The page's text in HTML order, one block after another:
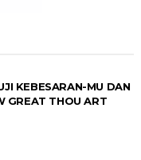
KEBESARAN-MU DAN
GREAT THOU ART